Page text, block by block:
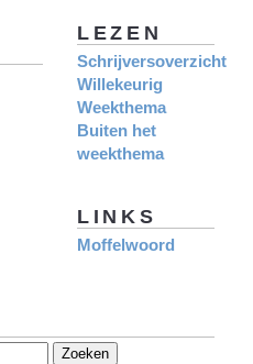
LEZEN
Schrijversoverzicht
Willekeurig
Weekthema
Buiten het
weekthema
LINKS
Moffelwoord